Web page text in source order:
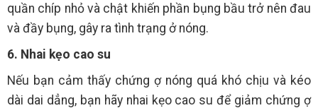
quần chíp nhỏ và chật khiến phần bụng bầu trở nên đau
và đầy bụng, gây ra tình trạng ở nóng.
6. Nhai kẹo cao su
Nếu bạn cảm thấy chứng ợ nóng quá khó chịu và kéo
dài dai dẳng, bạn hãy nhai kẹo cao su để giảm chứng ợ